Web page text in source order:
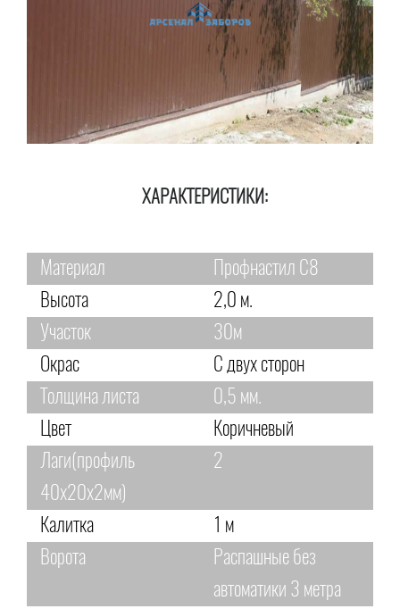
ХАРАКТЕРИСТИКИ:
Материал
Профнастил С8
Высота
2,0 м.
Участок
30м
Окрас
С двух сторон
Толщина листа
0,5 мм.
Цвет
Коричневый
Лаги(профиль
40х20х2мм)
2
Калитка
1 м
Ворота
Распашные без
автоматики 3 метра